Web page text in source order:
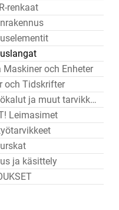
renkaat
Maskiner och Enheter
och Tidskrifter
ja muut tarvikkeet
Leimasimet
ja käsittely